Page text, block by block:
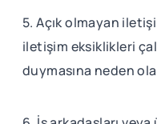
5. Açık olmayan
iletişim eksiklikleri
duymasına neden